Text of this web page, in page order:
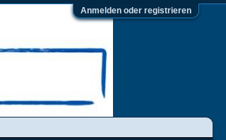
Anmelden oder registrieren